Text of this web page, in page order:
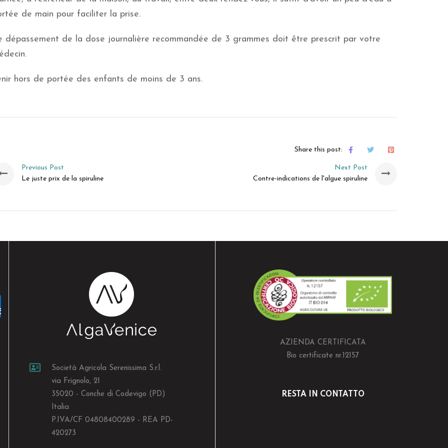
de main pour faciliter la prise.
dépassement de la dose journalière recommandée de 3 grammes doit être prescrit par votre
hors de portée des enfants de moins de 3 ans.
Share this post:
Previous Post
Le juste prix de la spiruline
Next Post
Contre-indications de l'algue spiruline
Società Agricola Serenissima S.r.l.
via Frignolo, 21
35020 - Conche di Codevigo (PD)
Italia
P.IVA/CF 04808400289 - REA PD-
420273
AZIENDA CERTIFICATA
Bio certificate nr.12157
RESTA IN CONTATTO